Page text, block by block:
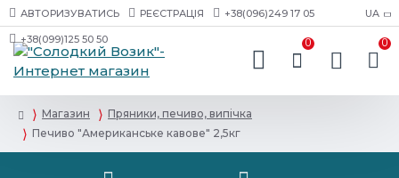
АВТОРИЗУВАТИСЬ РЕЄСТРАЦІЯ +38(096)249 17 05
+38(099)125 50 50
UA
0 0
Магазин
Пряники, печиво, випічка
Печиво "Американське кавове" 2,5кг